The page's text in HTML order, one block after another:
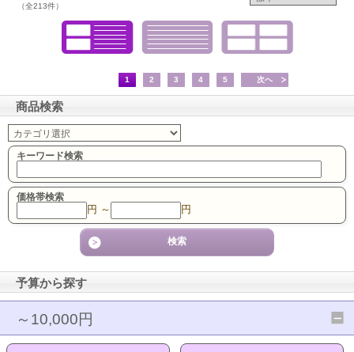
（全213件）
1 2 3 4 5 次へ
商品検索
キーワード検索
価格帯検索
円 ～ 円
予算から探す
～10,000円